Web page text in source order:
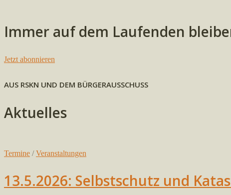
Immer auf dem Laufenden
Jetzt abonnieren
AUS RSKN UND DEM BÜRGERAUSSCHUSS
Aktuelles
Termine /Veranstaltungen
13.5.2026: Selbstschutz und